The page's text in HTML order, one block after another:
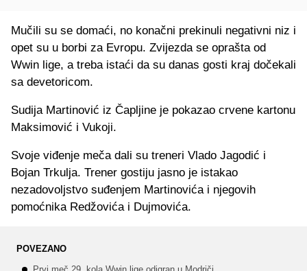
Mučili su se domaći, no konačni prekinuli negativni niz i
opet su u borbi za Evropu. Zvijezda se oprašta od
Wwin lige, a treba istaći da su danas gosti kraj dočekali
sa devetoricom.
Sudija Martinović iz Čapljine je pokazao crvene kartonu
Maksimović i Vukoji.
Svoje viđenje meča dali su treneri Vlado Jagodić i
Bojan Trkulja. Trener gostiju jasno je istakao
nezadovoljstvo suđenjem Martinovića i njegovih
pomoćnika Redžovića i Dujmovića.
POVEZANO